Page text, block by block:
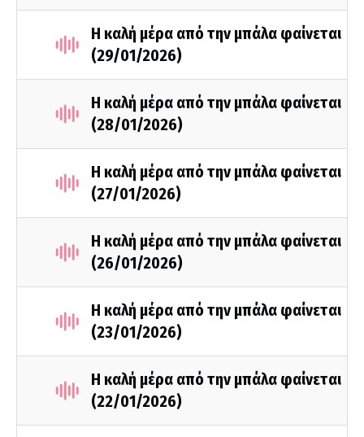
Η καλή μέρα από την μπάλα φαίνεται
(29/01/2026)
Η καλή μέρα από την μπάλα φαίνεται
(28/01/2026)
Η καλή μέρα από την μπάλα φαίνεται
(27/01/2026)
Η καλή μέρα από την μπάλα φαίνεται
(26/01/2026)
Η καλή μέρα από την μπάλα φαίνεται
(23/01/2026)
Η καλή μέρα από την μπάλα φαίνεται
(22/01/2026)